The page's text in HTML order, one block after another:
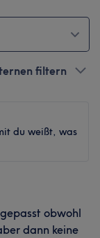
filtern
du weißt, was
obwohl
dann keine